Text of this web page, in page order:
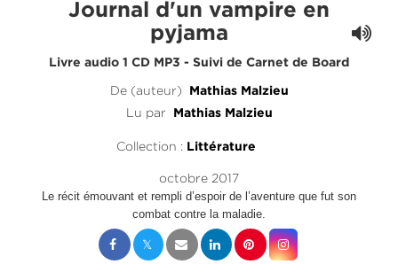
Journal d'un vampire en
pyjama
Livre audio 1 CD MP3 - Suivi de Carnet de Board
De (auteur) Mathias Malzieu
Lu par Mathias Malzieu
Collection : Littérature
octobre 2017
Le récit émouvant et rempli d’espoir de l’aventure que fut son
combat contre la maladie.